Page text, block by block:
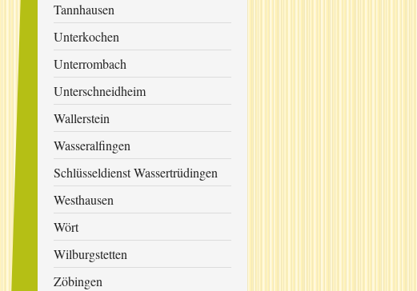
Tannhausen
Unterkochen
Unterrombach
Unterschneidheim
Wallerstein
Wasseralfingen
Schlüsseldienst Wassertrüdingen
Westhausen
Wört
Wilburgstetten
Zöbingen